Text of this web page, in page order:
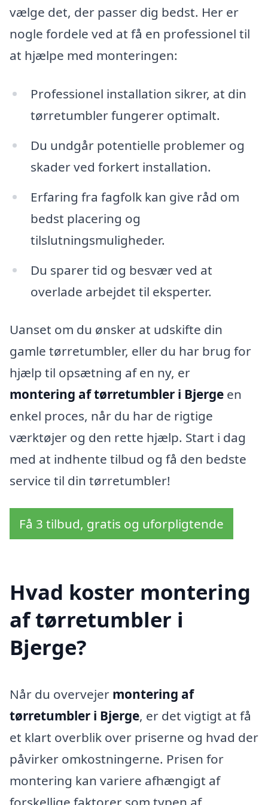
vælge det, der passer dig bedst. Her er
nogle fordele ved at få en professionel til
at hjælpe med monteringen:
Professionel installation sikrer, at din
tørretumbler fungerer optimalt.
Du undgår potentielle problemer og
skader ved forkert installation.
Erfaring fra fagfolk kan give råd om
bedst placering og
tilslutningsmuligheder.
Du sparer tid og besvær ved at
overlade arbejdet til eksperter.
Uanset om du ønsker at udskifte din
gamle tørretumbler, eller du har brug for
hjælp til opsætning af en ny, er
montering af tørretumbler i Bjerge en
enkel proces, når du har de rigtige
værktøjer og den rette hjælp. Start i dag
med at indhente tilbud og få den bedste
service til din tørretumbler!
Få 3 tilbud, gratis og uforpligtende
Hvad koster montering
af tørretumbler i
Bjerge?
Når du overvejer montering af
tørretumbler i Bjerge, er det vigtigt at få
et klart overblik over priserne og hvad der
påvirker omkostningerne. Prisen for
montering kan variere afhængigt af